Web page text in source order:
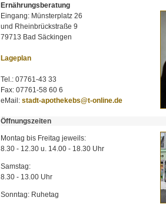
Ernährungsberatung
Eingang: Münsterplatz 26
und Rheinbrückstraße 9
79713 Bad Säckingen
Lageplan
Tel.: 07761-43 33
Fax: 07761-58 60 6
eMail: stadt-apothekebs@t-online.de
Öffnungszeiten
Montag bis Freitag jeweils:
8.30 - 12.30 u. 14.00 - 18.30 Uhr
Samstag:
8.30 - 13.00 Uhr
Sonntag: Ruhetag